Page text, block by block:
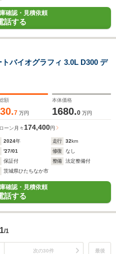
確認・見積依頼
話する
バイオグラフィ 3.0L D300 デ
額
7 万円
本体価格
1680.0 万円
ーン 月々 174,400円
2024年 走行 32km
'27/01 修復
なし
保証付 整備
法定整備付
茨城県ひたちなか市
確認・見積依頼
話する
1/1
次の30件
最後